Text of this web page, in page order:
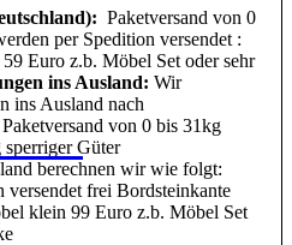
Paketversand von 0
per Spedition versendet :
Euro z.b. Möbel Set oder sehr
ins Ausland: Wir
ins Ausland nach
von 0 bis 31kg
sperriger Güter
berechnen wir wie folgt:
frei Bordsteinkante
klein 99 Euro z.b. Möbel Set